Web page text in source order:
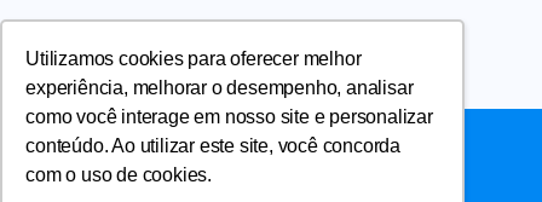
Utilizamos cookies para oferecer melhor
experiência, melhorar o desempenho, analisar
como você interage em nosso site e personalizar
conteúdo. Ao utilizar este site, você concorda
com o uso de cookies.